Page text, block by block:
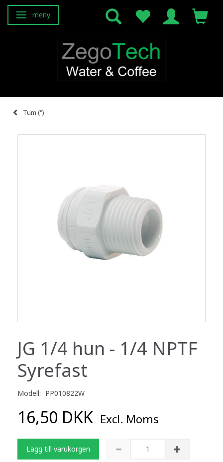
Ändra navigering
meny
Tum (")
JG 1/4 hun - 1/4 NPTF
Syrefast
Modell: PP010822W
16,50 DKK Excl. Moms
Lägg till varukorgen